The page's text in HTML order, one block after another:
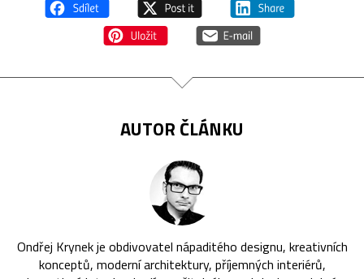
AUTOR ČLÁNKU
Ondřej Krynek je obdivovatel nápaditého designu, kreativních
konceptů, moderní architektury, příjemných interiérů,